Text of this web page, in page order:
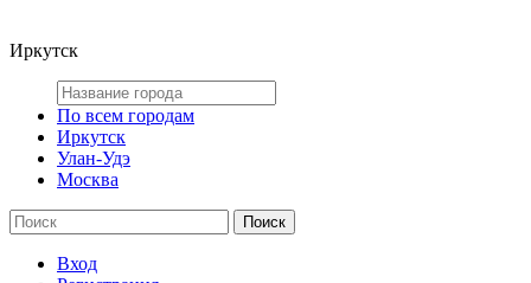
Иркутск
По всем городам
Иркутск
Улан-Удэ
Москва
Вход